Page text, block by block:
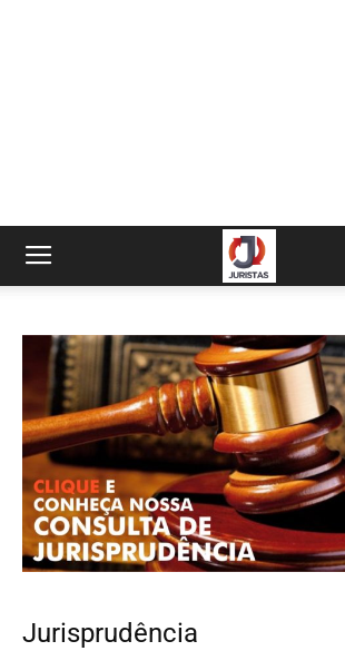
Jurisprudência